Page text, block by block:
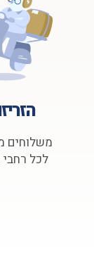
משלוחים
לכל